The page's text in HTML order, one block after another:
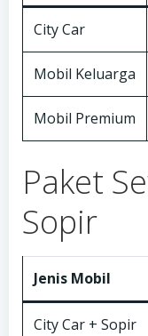
City Car
Mobil Keluarga
Mobil Premium
Paket
Sopir
Jenis Mobil
City Car + Sopir